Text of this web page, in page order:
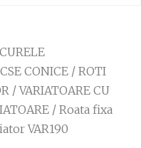
CONICE / ROTI
/VARIATOARE CU
/ Roata fixa
VAR190